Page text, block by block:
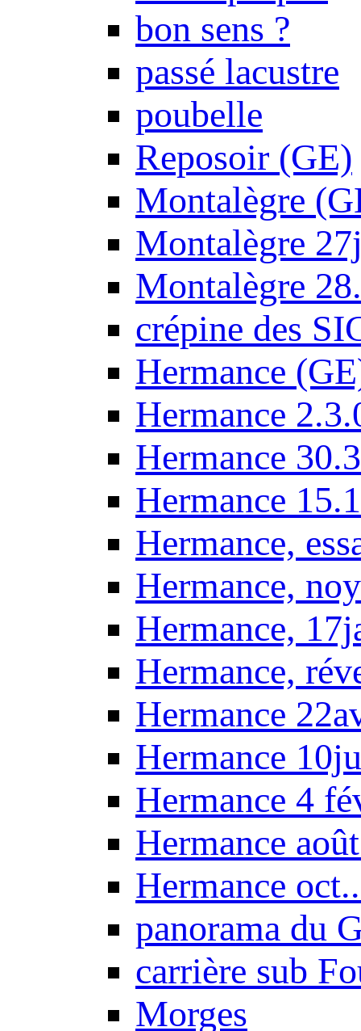
bon sens ?
passé lacustre
poubelle
Reposoir (GE)
Montalègre
Montalègre
Montalègre
crépine des
Hermance
Hermance
Hermance
Hermance
Hermance,
Hermance,
Hermance,
Hermance,
Hermance
Hermance
Hermance 4
Hermance
Hermance
panorama du
carrière sub
Morges